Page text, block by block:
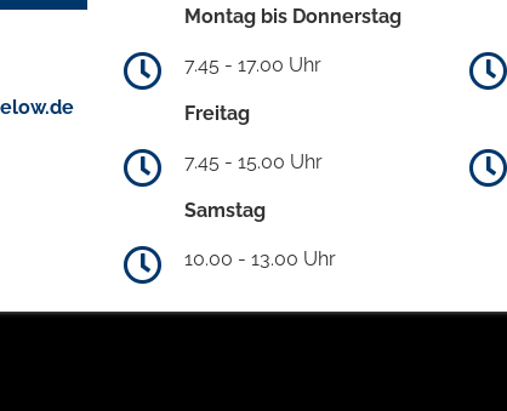
Montag bis Donnerstag
7.45 - 17.00 Uhr
Freitag
7.45 - 15.00 Uhr
Samstag
10.00 - 13.00 Uhr